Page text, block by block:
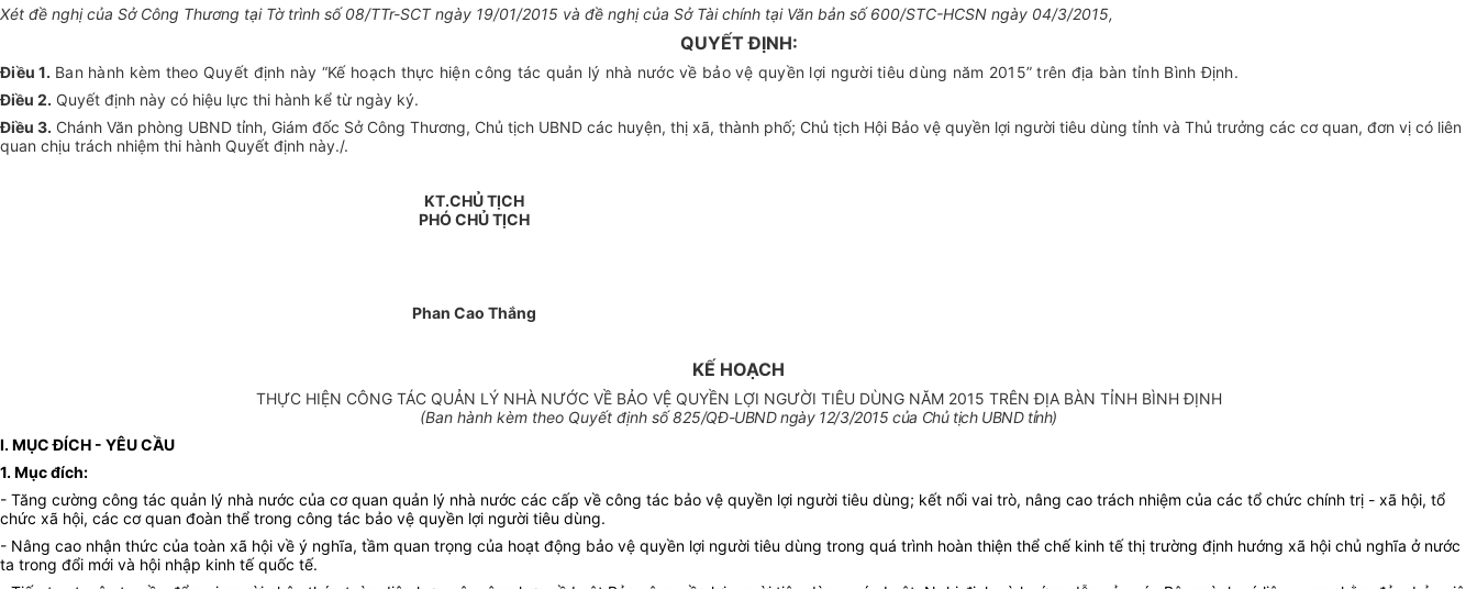
Xét đề nghị của Sở Công Thương tại Tờ trình số 08/TTr-SCT ngày 19/01/2015 và đề nghị của Sở Tài chính tại Văn bản số 600/STC-HCSN ngày 04/3/2015,
QUYẾT ĐỊNH:
Điều 1. Ban hành kèm theo Quyết định này “Kế hoạch thực hiện công tác quản lý nhà nước về bảo vệ quyền lợi người tiêu dùng năm 2015” trên địa bàn tỉnh Bình Định.
Điều 2. Quyết định này có hiệu lực thi hành kể từ ngày ký.
Điều 3. Chánh Văn phòng UBND tỉnh, Giám đốc Sở Công Thương, Chủ tịch UBND các huyện, thị xã, thành phố; Chủ tịch Hội Bảo vệ quyền lợi người tiêu dùng tỉnh và Thủ trưởng các cơ quan, đơn vị có liên
quan chịu trách nhiệm thi hành Quyết định này./.
KT.CHỦ TỊCH
PHÓ CHỦ TỊCH
Phan Cao Thắng
KẾ HOẠCH
THỰC HIỆN CÔNG TÁC QUẢN LÝ NHÀ NƯỚC VỀ BẢO VỆ QUYỀN LỢI NGƯỜI TIÊU DÙNG NĂM 2015 TRÊN ĐỊA BÀN TỈNH BÌNH ĐỊNH
(Ban hành kèm theo Quyết định số 825/QĐ-UBND ngày 12/3/2015 của Chủ tịch UBND tỉnh)
I. MỤC ĐÍCH - YÊU CẦU
1. Mục đích:
- Tăng cường công tác quản lý nhà nước của cơ quan quản lý nhà nước các cấp về công tác bảo vệ quyền lợi người tiêu dùng; kết nối vai trò, nâng cao trách nhiệm của các tổ chức chính trị - xã hội, tổ
chức xã hội, các cơ quan đoàn thể trong công tác bảo vệ quyền lợi người tiêu dùng.
- Nâng cao nhận thức của toàn xã hội về ý nghĩa, tầm quan trọng của hoạt động bảo vệ quyền lợi người tiêu dùng trong quá trình hoàn thiện thể chế kinh tế thị trường định hướng xã hội chủ nghĩa ở nước
ta trong đổi mới và hội nhập kinh tế quốc tế.